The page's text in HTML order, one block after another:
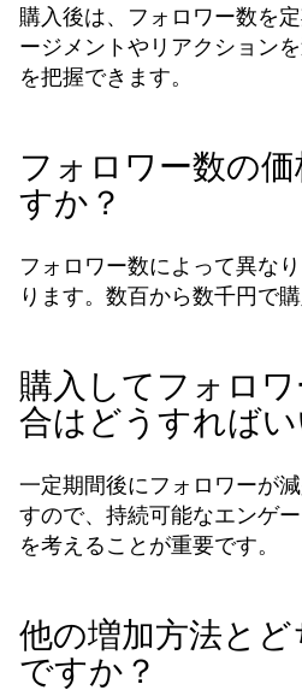
購入後は、フォロワー数を
ージメントやリアクション
を把握できます。
フォロワー数の
すか？
フォロワー数によって異な
ります。数百から数千円で購
購入してフォロ
合はどうすれば
一定期間後にフォロワーが
すので、持続可能なエンゲ
を考えることが重要です。
他の増加方法と
ですか？